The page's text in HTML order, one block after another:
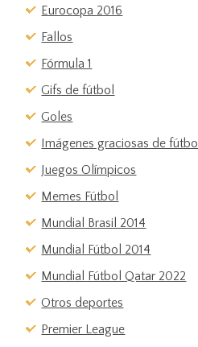
Eurocopa 2016
Fallos
Fórmula 1
Gifs de fútbol
Goles
Imágenes graciosas de fútbol
Juegos Olímpicos
Memes Fútbol
Mundial Brasil 2014
Mundial Fútbol 2014
Mundial Fútbol Qatar 2022
Otros deportes
Premier League